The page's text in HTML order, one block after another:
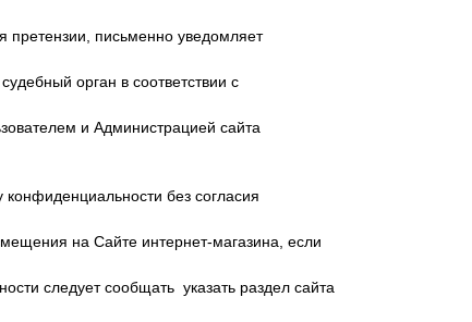
претензии, письменно уведомляет
орган в соответствии с
и Администрацией сайта
без согласия
на Сайте интернет-магазина, если
следует сообщать указать раздел сайта